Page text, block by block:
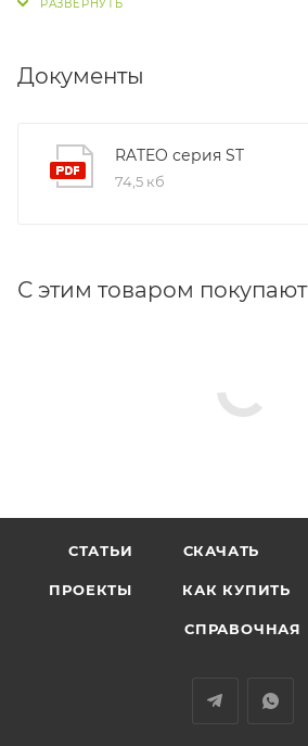
Документы
RATEO серия ST
74,5 кб
С этим товаром покупают
СТАТЬИ СКАЧАТЬ
ПРОЕКТЫ КАК КУПИТЬ
СПРАВОЧНАЯ